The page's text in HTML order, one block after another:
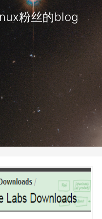
粉丝的blog